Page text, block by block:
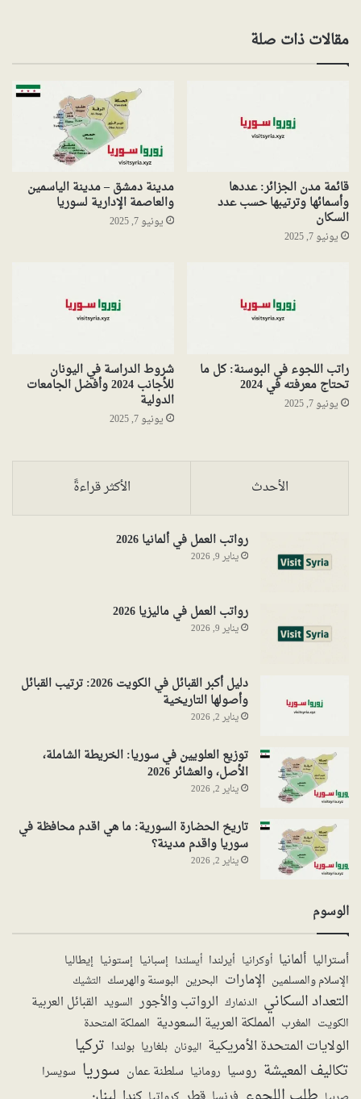
مقالات ذات صلة
قائمة مدن الجزائر: عددها
وأسمائها وترتيبها حسب عدد
السكان
يونيو 7, 2025
مدينة دمشق – مدينة الياسمين
والعاصمة الإدارية لسوريا
يونيو 7, 2025
راتب اللجوء في البوسنة: كل ما
تحتاج معرفته في 2024
يونيو 7, 2025
شروط الدراسة في اليونان
للأجانب 2024 وأفضل الجامعات
الدولية
يونيو 7, 2025
الأحدث الأكثر قراءةً
رواتب العمل في ألمانيا 2026
يناير 9, 2026
رواتب العمل في ماليزيا 2026
يناير 9, 2026
دليل أكبر القبائل في الكويت 2026: ترتيب القبائل
وأصولها التاريخية
يناير 2, 2026
توزيع العلويين في سوريا: الخريطة الشاملة،
الأصل، والعشائر 2026
يناير 2, 2026
تاريخ الحضارة السورية: ما هي اقدم محافظة في
سوريا واقدم مدينة؟
يناير 2, 2026
الوسوم
أستراليا ألمانيا أوكرانيا أيرلندا أيسلندا إسبانيا إستونيا إيطاليا
الإسلام والمسلمين الإمارات البحرين البوسنة والهرسك التشيك
التعداد السكاني الدنمارك الرواتب والأجور السويد القبائل العربية
الكويت المغرب المملكة العربية السعودية المملكة المتحدة
الولايات المتحدة الأمريكية اليونان بلغاريا بولندا تركيا
تكاليف المعيشة روسيا رومانيا سلطنة عمان سوريا سويسرا